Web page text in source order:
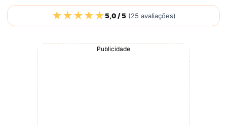
★★★★★5,0 / 5(25 avaliações)
Publicidade